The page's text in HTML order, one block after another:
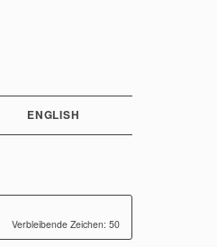
ENGLISH
Verbleibende Zeichen: 50